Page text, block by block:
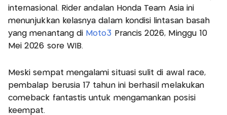
internasional. Rider andalan Honda Team Asia ini
menunjukkan kelasnya dalam kondisi lintasan basah
yang menantang di Moto3 Prancis 2026, Minggu 10
Mei 2026 sore WIB.
Meski sempat mengalami situasi sulit di awal race,
pembalap berusia 17 tahun ini berhasil melakukan
comeback fantastis untuk mengamankan posisi
keempat.